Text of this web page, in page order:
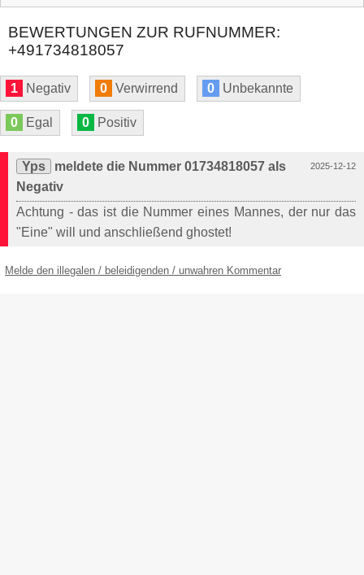
BEWERTUNGEN ZUR RUFNUMMER:
+491734818057
1 Negativ 0 Verwirrend 0 Unbekannte
0 Egal 0 Positiv
2025-12-12
Yps
meldete die Nummer 01734818057 als
Negativ
Achtung - das ist die Nummer eines Mannes, der nur das
"Eine" will und anschließend ghostet!
Melde den illegalen / beleidigenden / unwahren Kommentar